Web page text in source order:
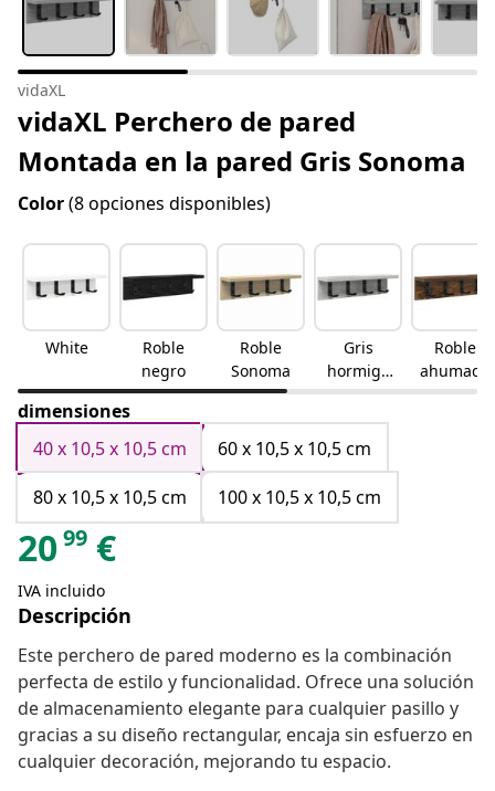
vidaXL
vidaXL Perchero de pared
Montada en la pared Gris Sonoma
Color(8 opciones disponibles)
White
Roble
negro
Roble
Sonoma
Gris
hormigó
n
Roble
ahumado
dimensiones
40 x 10,5 x 10,5 cm
60 x 10,5 x 10,5 cm
80 x 10,5 x 10,5 cm
100 x 10,5 x 10,5 cm
2099 €
IVA incluido
Descripción
Este perchero de pared moderno es la combinación
perfecta de estilo y funcionalidad. Ofrece una solución
de almacenamiento elegante para cualquier pasillo y
gracias a su diseño rectangular, encaja sin esfuerzo en
cualquier decoración, mejorando tu espacio.